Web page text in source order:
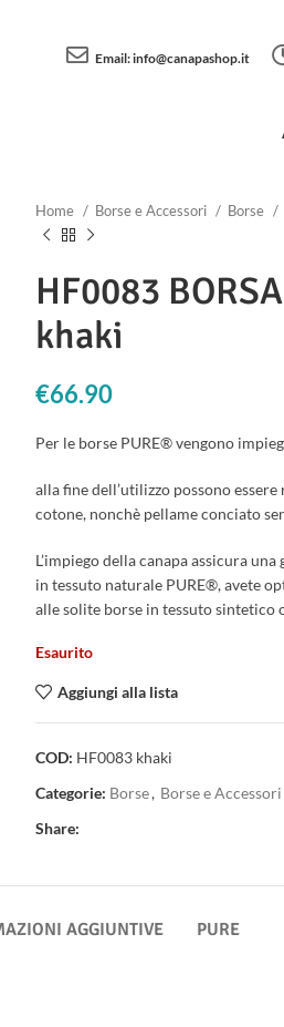
Email:info@canapashop.it
Home Borse e Accessori Borse
HF0083
khaki
€66.90
Per le borse PURE® vengono
alla fine dell’utilizzo possono
cotone, nonchè pellame conciato
L’impiego della canapa assicura
in tessuto naturale PURE®, avete
alle solite borse in tessuto
Esaurito
Aggiungi alla lista
COD: HF0083 khaki
Categorie: Borse, Borse e Accessori
Share:
AGGIUNTIVE PURE